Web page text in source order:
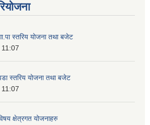
स्तरिय योजना तथा बजेट
स्तरिय योजना तथा बजेट
क्षेत्रगत योजनाहरु